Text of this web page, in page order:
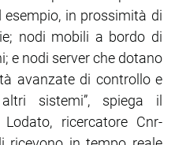
in prossimità di
nodi mobili a bordo di
e nodi server che dotano
avanzate di controllo e
sistemi”, spiega il
ricercatore Cnr-